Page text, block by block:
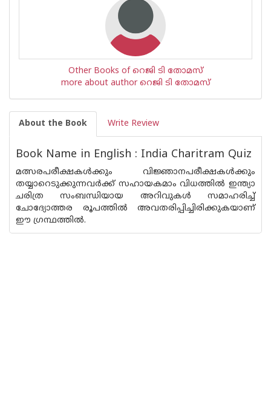
Other Books of റെജി ടി തോമസ്
more about author റെജി ടി തോമസ്
About the Book Write Review
Book Name in English : India Charitram Quiz
മത്സരപരീക്ഷകള്‍ക്കും വിജ്ഞാനപരീക്ഷകള്‍ക്കും
തയ്യാറെടുക്കുന്നവര്‍ക്ക് സഹായകമാം വിധത്തില്‍ ഇന്ത്യാ
ചരിത്ര സംബന്ധിയായ അറിവുകള്‍ സമാഹരിച്ച്
ചോദ്യോത്തര രൂപത്തില്‍ അവതരിപ്പിച്ചിരിക്കുകയാണ്
ഈ ഗ്രന്ഥത്തില്‍.